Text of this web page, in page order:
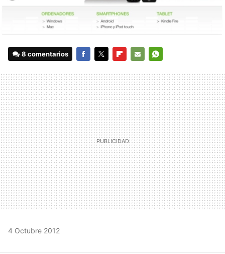
8 comentarios
MAIL
4 Octubre 2012